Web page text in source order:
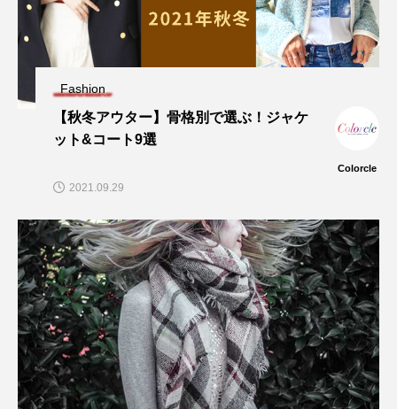
Fashion
【秋冬アウター】骨格別で選ぶ！ジャケ
ット&コート9選
Colorcle
2021.09.29